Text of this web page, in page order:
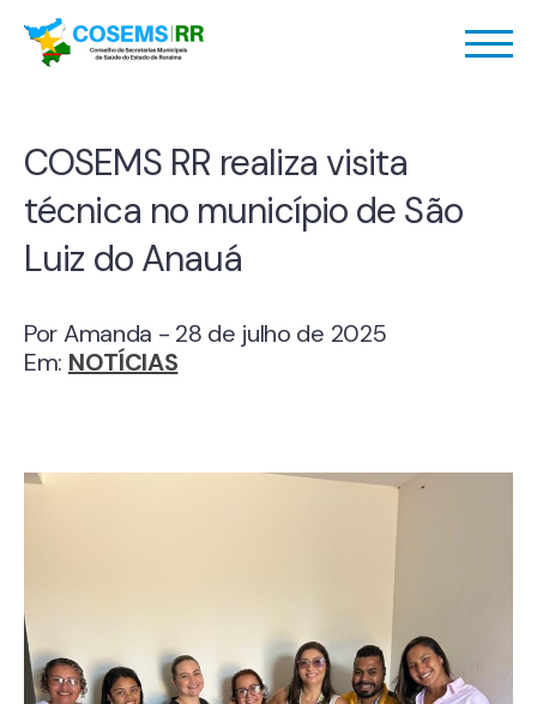
COSEMS RR realiza visita
técnica no município de São
Luiz do Anauá
Por Amanda - 28 de julho de 2025
Em: NOTÍCIAS